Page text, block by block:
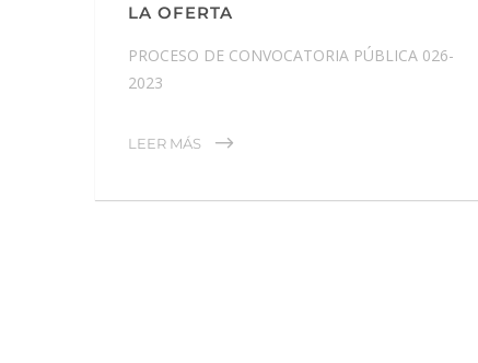
LA OFERTA
PROCESO DE CONVOCATORIA PÚBLICA 026-
2023
LEER MÁS